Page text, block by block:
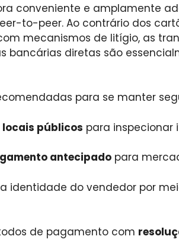
conveniente e amplamente
to-peer. Ao contrário dos
mecanismos de litígio, as
bancárias diretas são
para se manter
locais públicos para
antecipado para
identidade do vendedor por
de pagamento com